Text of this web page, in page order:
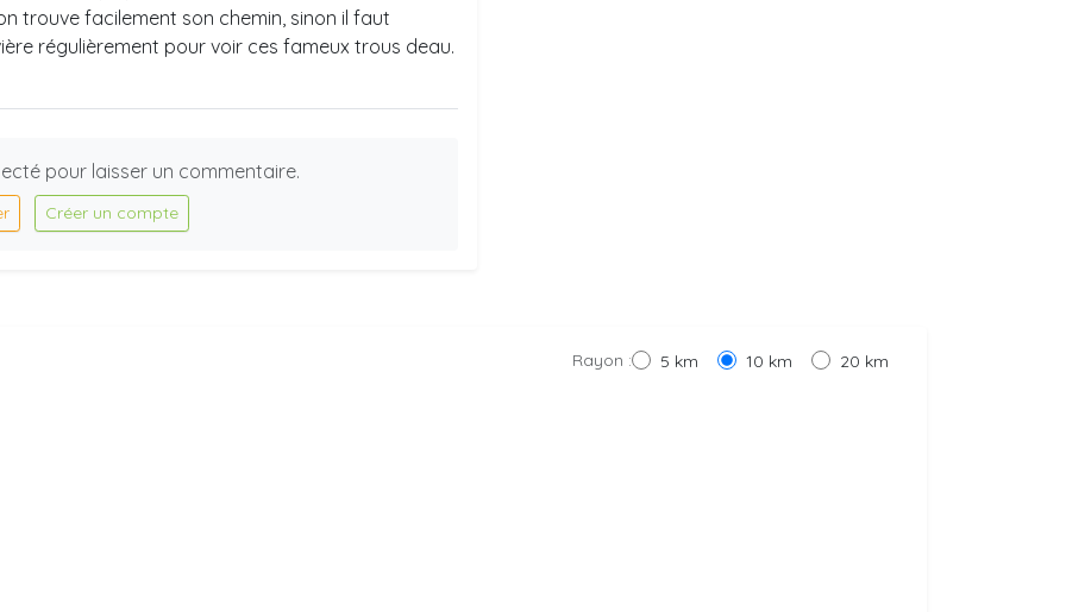
trouve facilement son chemin, sinon il faut
régulièrement pour voir ces fameux trous deau.
pour laisser un commentaire.
Créer un compte
Rayon : 5 km 10 km 20 km